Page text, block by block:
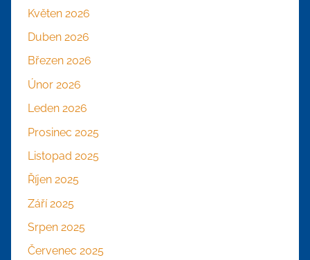
Květen 2026
Duben 2026
Březen 2026
Únor 2026
Leden 2026
Prosinec 2025
Listopad 2025
Říjen 2025
Září 2025
Srpen 2025
Červenec 2025